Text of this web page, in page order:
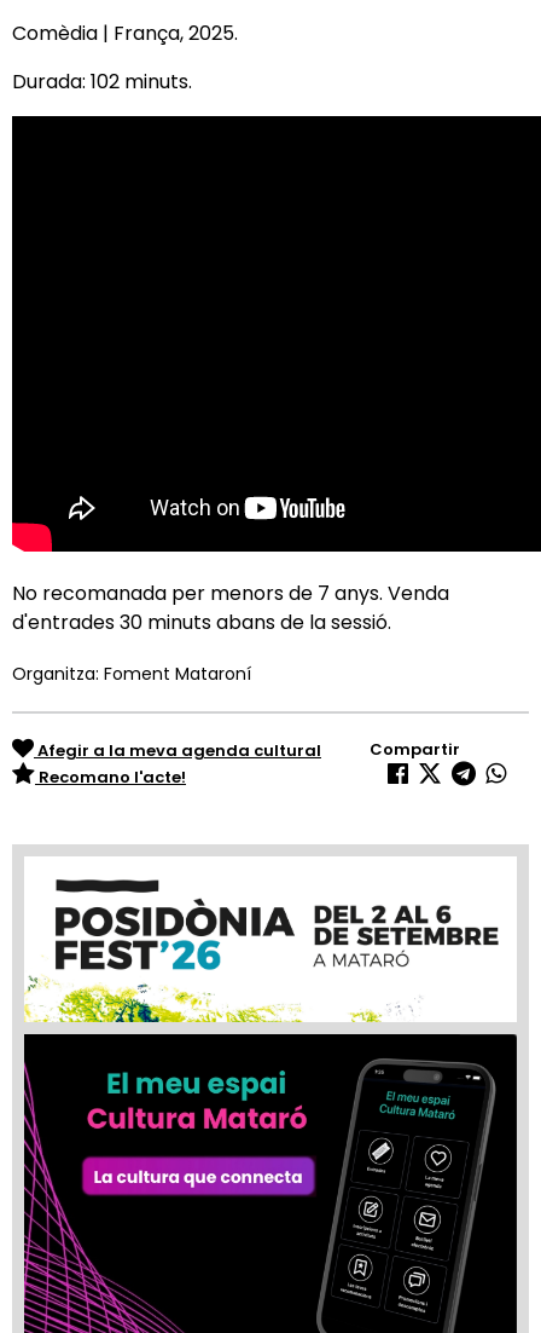
Comèdia | França, 2025.
Durada: 102 minuts.
No recomanada per menors de 7 anys. Venda
d'entrades 30 minuts abans de la sessió.
Organitza: Foment Mataroní
Afegir a la meva agenda cultural
Recomano l'acte!
Compartir